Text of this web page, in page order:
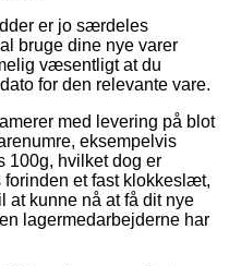
er jo særdeles
bruge dine nye varer
væsentligt at du
for den relevante vare.
med levering på blot
eksempelvis
100g, hvilket dog er
forinden et fast klokkeslæt,
at kunne nå at få dit nye
lagermedarbejderne har